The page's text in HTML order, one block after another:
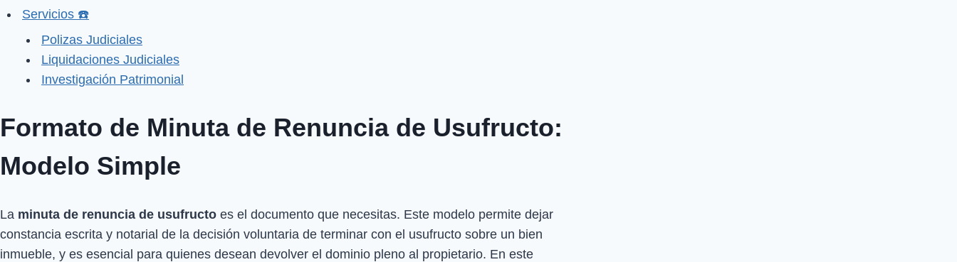
Servicios ☎️
Polizas Judiciales
Liquidaciones Judiciales
Investigación Patrimonial
Formato de Minuta de Renuncia de Usufructo:
Modelo Simple
La minuta de renuncia de usufructo es el documento que necesitas. Este modelo permite dejar
constancia escrita y notarial de la decisión voluntaria de terminar con el usufructo sobre un bien
inmueble, y es esencial para quienes desean devolver el dominio pleno al propietario. En este